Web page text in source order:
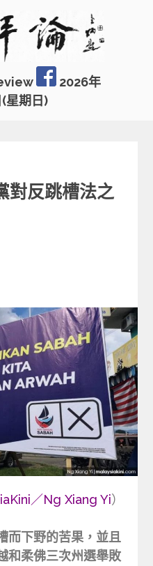
2026年
星期日)
對反跳槽法之
／Ng Xiang Yi）
而下野的苦果，並且
和柔佛三次州選舉敗